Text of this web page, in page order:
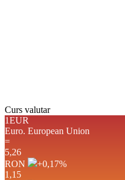
Curs valutar
1EUR
Euro. European Union
=
5,26
RON
+0,17%
1,15